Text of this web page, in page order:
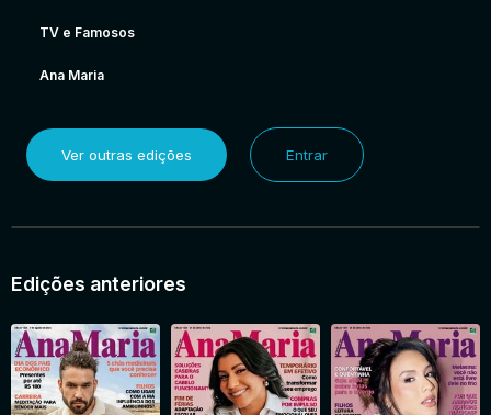
TV e Famosos
Ana Maria
Ver outras edições Entrar
Edições anteriores